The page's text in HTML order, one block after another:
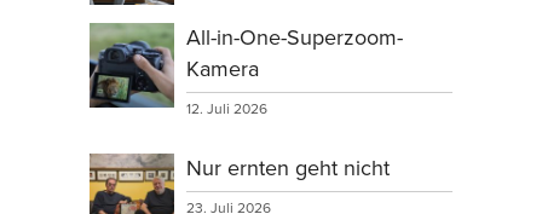
All-in-One-Superzoom-
Kamera
12. Juli 2026
Nur ernten geht nicht
23. Juli 2026